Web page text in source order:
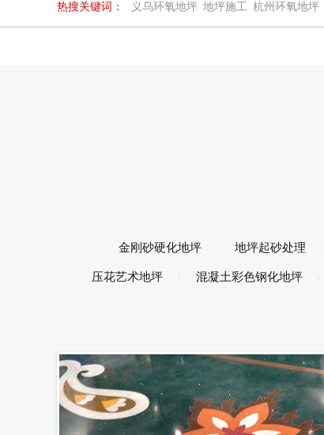
热搜关键词： 义乌环氧地坪 地坪施工 杭州环氧地坪
金刚砂硬化地坪 地坪起砂处理
压花艺术地坪 混凝土彩色钢化地坪